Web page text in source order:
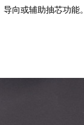
向或辅助抽芯功能。